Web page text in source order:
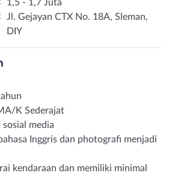
1,5 - 1,7 Juta
:
Jl. Gejayan CTX No. 18A, Sleman,
DIY
K Sederajat
media
Inggris dan photografi menjadi
kendaraan dan memiliki minimal